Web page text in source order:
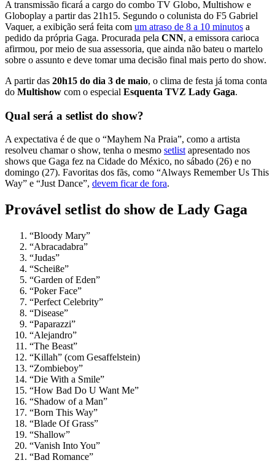
A transmissão ficará a cargo do combo TV Globo, Multishow e
Globoplay a partir das 21h15. Segundo o colunista do F5 Gabriel
Vaquer, a exibição será feita com um atraso de 8 a 10 minutos a
pedido da própria Gaga. Procurada pela CNN, a emissora carioca
afirmou, por meio de sua assessoria, que ainda não bateu o martelo
sobre o assunto e deve tomar uma decisão final mais perto do show.
A partir das 20h15 do dia 3 de maio, o clima de festa já toma conta
do Multishow com o especial Esquenta TVZ Lady Gaga.
Qual será a setlist do show?
A expectativa é de que o “Mayhem Na Praia”, como a artista
resolveu chamar o show, tenha o mesmo setlistapresentado nos
shows que Gaga fez na Cidade do México, no sábado (26) e no
domingo (27). Favoritas dos fãs, como “Always Remember Us This
Way” e “Just Dance”, devem ficar de fora.
Provável setlist do show de Lady Gaga
“Bloody Mary”
“Abracadabra”
“Judas”
“Scheiße”
“Garden of Eden”
“Poker Face”
“Perfect Celebrity”
“Disease”
“Paparazzi”
“Alejandro”
“The Beast”
“Killah” (com Gesaffelstein)
“Zombieboy”
“Die With a Smile”
“How Bad Do U Want Me”
“Shadow of a Man”
“Born This Way”
“Blade Of Grass”
“Shallow”
“Vanish Into You”
“Bad Romance”